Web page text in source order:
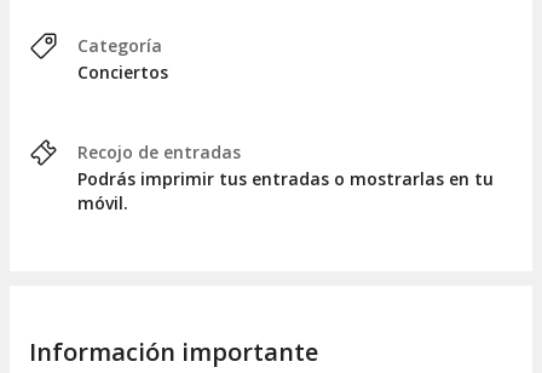
Categoría
Conciertos
Recojo de entradas
Podrás imprimir tus entradas o mostrarlas en tu
móvil.
Información importante